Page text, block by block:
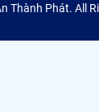
Thành Phát. All